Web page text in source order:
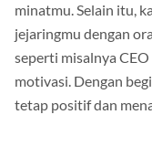
minatmu. Selain itu,
jejaringmu dengan
seperti misalnya
motivasi. Dengan
tetap positif dan